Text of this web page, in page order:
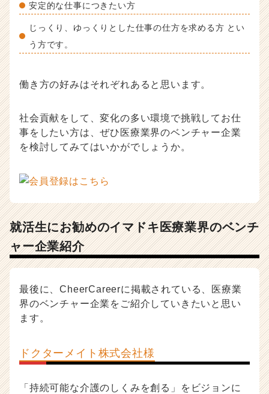
安定的な仕事につきたい方
じっくり、ゆっくりとした仕事の仕方を求める方 とい
う方です。
働き方の好みはそれぞれあると思います。
社会貢献をして、変化の多い環境で挑戦してお仕
事をしたい方は、ぜひ医療業界のベンチャー企業
を検討してみてはいかがでしょうか。
就活生にお勧めのイマドキ医療業界のベンチ
ャー企業紹介
最後に、CheerCareerに掲載されている、医療業
界のベンチャー企業をご紹介していきたいと思い
ます。
ドクターメイト株式会社様
「持続可能な介護のしくみを創る」をビジョンに